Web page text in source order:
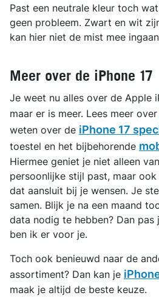
Past een neutrale kleur toch
geen probleem. Zwart en wit
kan hier niet de mist mee
Meer over de iPhone 17
Je weet nu alles over de Apple
maar er is meer. Lees meer over
weten over de iPhone 17
toestel en het bijbehorende
Hiermee geniet je niet alleen
persoonlijke stijl past, maar
dat aansluit bij je wensen. Je
samen. Blijk je na een maand
data nodig te hebben? Dan pas
ben ik er voor je.
Toch ook benieuwd naar de
assortiment? Dan kan je
maak je altijd de beste keuze.